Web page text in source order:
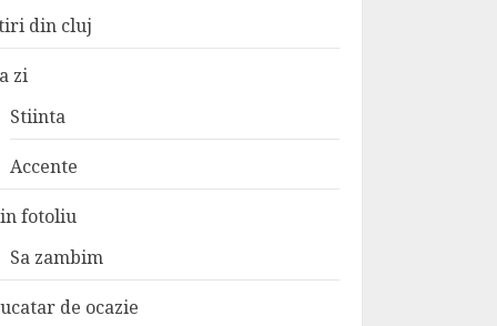
din cluj
zi
Stiinta
Accente
fotoliu
Sa zambim
de ocazie